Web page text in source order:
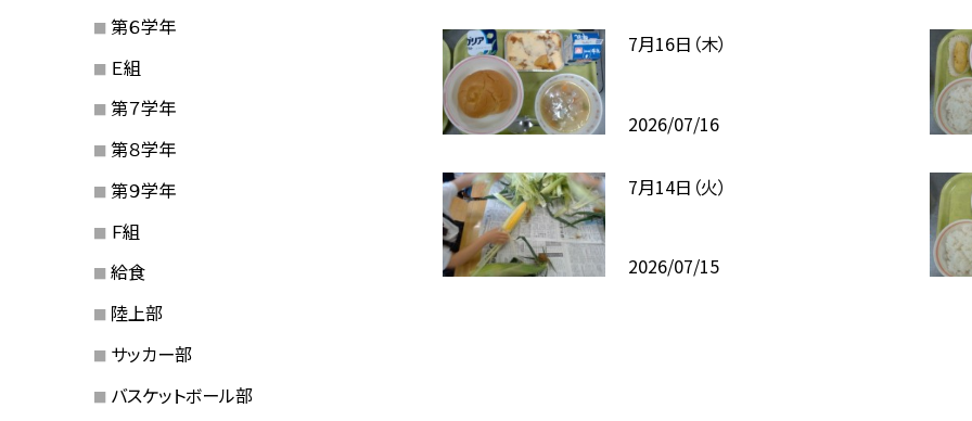
7月16日（木）
2026/07/16
7月14日（火）
2026/07/15
第６学年
Ｅ組
第７学年
第８学年
第９学年
Ｆ組
給食
陸上部
サッカー部
バスケットボール部